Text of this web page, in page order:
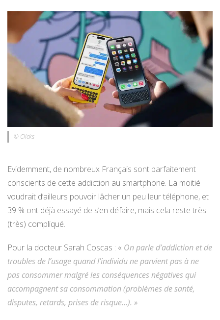
© Clicks
Evidemment, de nombreux Français sont parfaitement
conscients de cette addiction au smartphone. La moitié
voudrait d’ailleurs pouvoir lâcher un peu leur téléphone, et
39 % ont déjà essayé de s’en défaire, mais cela reste très
(très) compliqué.
Pour la docteur Sarah Coscas : « On parle d’addiction et de
troubles de l’usage quand l’individu ne parvient pas à ne
pas consommer malgré les conséquences négatives qui
accompagnent sa consommation (problèmes de santé,
disputes, retards, prises de risque…). »